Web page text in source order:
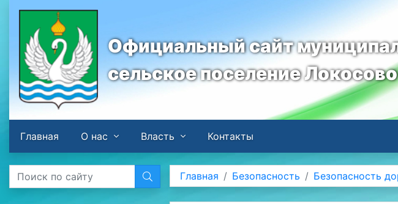
Официальный сайт
сельское поселение Локосово
Главная
О нас Власть Контакты
Главная Безопасность Безопасность